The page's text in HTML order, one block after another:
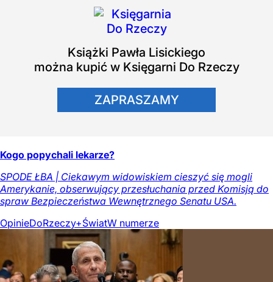
Książki Pawła Lisickiego
można kupić w Księgarni Do Rzeczy
ZAPRASZAMY
Kogo popychali lekarze?
SPODE ŁBA | Ciekawym widowiskiem cieszyć się mogli
Amerykanie, obserwujący przesłuchania przed Komisją do
spraw Bezpieczeństwa Wewnętrznego Senatu USA.
OpinieDoRzeczy+ŚwiatW numerze